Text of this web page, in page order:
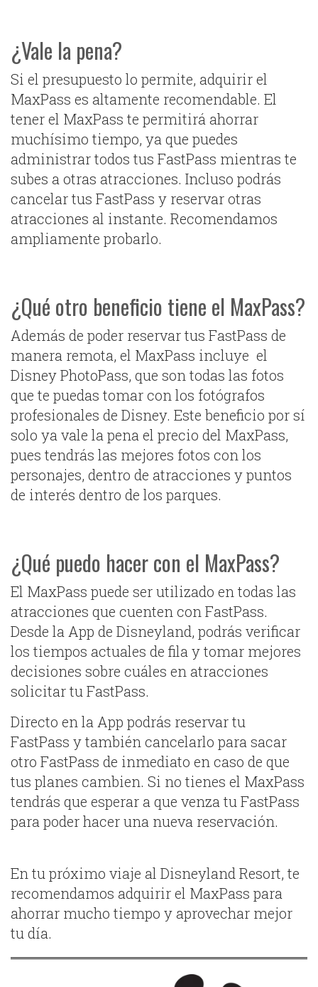
¿Vale la pena?
Si el presupuesto lo permite, adquirir el
MaxPass es altamente recomendable. El
tener el MaxPass te permitirá ahorrar
muchísimo tiempo, ya que puedes
administrar todos tus FastPass mientras te
subes a otras atracciones. Incluso podrás
cancelar tus FastPass y reservar otras
atracciones al instante. Recomendamos
ampliamente probarlo.
¿Qué otro beneficio tiene el MaxPass?
Además de poder reservar tus FastPass de
manera remota, el MaxPass incluye el
Disney PhotoPass, que son todas las fotos
que te puedas tomar con los fotógrafos
profesionales de Disney. Este beneficio por sí
solo ya vale la pena el precio del MaxPass,
pues tendrás las mejores fotos con los
personajes, dentro de atracciones y puntos
de interés dentro de los parques.
¿Qué puedo hacer con el MaxPass?
El MaxPass puede ser utilizado en todas las
atracciones que cuenten con FastPass.
Desde la App de Disneyland, podrás verificar
los tiempos actuales de fila y tomar mejores
decisiones sobre cuáles en atracciones
solicitar tu FastPass.
Directo en la App podrás reservar tu
FastPass y también cancelarlo para sacar
otro FastPass de inmediato en caso de que
tus planes cambien. Si no tienes el MaxPass
tendrás que esperar a que venza tu FastPass
para poder hacer una nueva reservación.
En tu próximo viaje al Disneyland Resort, te
recomendamos adquirir el MaxPass para
ahorrar mucho tiempo y aprovechar mejor
tu día.